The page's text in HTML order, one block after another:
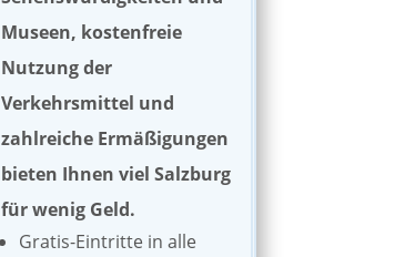
Museen, kostenfreie
Nutzung der
Verkehrsmittel und
zahlreiche Ermäßigungen
bieten Ihnen viel Salzburg
für wenig Geld.
Gratis-Eintritte in alle